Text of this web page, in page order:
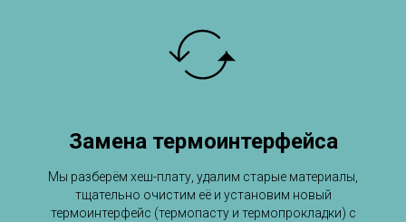
Замена термоинтерфейса
Мы разберём хеш-плату, удалим старые материалы,
тщательно очистим её и установим новый
термоинтерфейс (термопасту и термопрокладки) с